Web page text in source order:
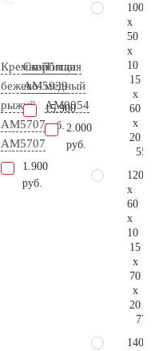
Кремний
бежево-
рыжий
АМ5707
AM5707
1.900
руб.
Скорбящая
AM5939
15.900
руб.
Титан
медный
AM0054
2.000
руб.
100
x
50
x
10
15
x
60
x
20
120
x
60
x
10
15
x
70
x
20
140